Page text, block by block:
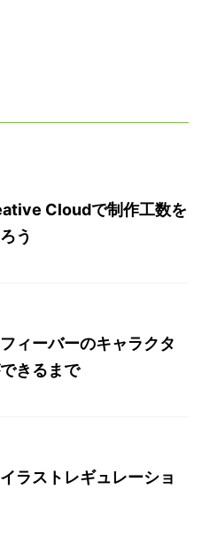
Cloudで制作工数を
う
ィーバーのキャラクタ
きるまで
ラストレギュレーショ